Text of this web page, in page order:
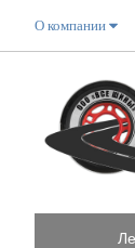
О компании